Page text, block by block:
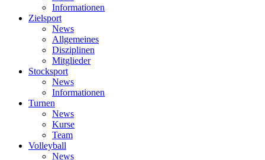
Informationen
Zielsport
News
Allgemeines
Disziplinen
Mitglieder
Stocksport
News
Informationen
Turnen
News
Kurse
Team
Volleyball
News